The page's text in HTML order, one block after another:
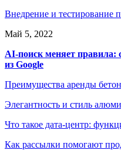
Внедрение и тестирование
Май 5, 2022
AI-поиск меняет правила:
из Google
Преимущества аренды
Элегантность и стиль
Что такое дата-центр:
Как рассылки помогают